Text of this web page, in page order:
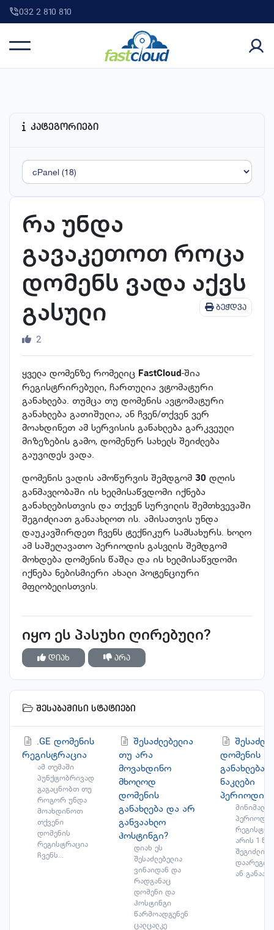
032 2 810 810
კატეგორიები
რა უნდა
გავაკეთოთ როცა
დომენს ვადა აქვს
გასული
ბეჭდვა
2
ყველა დომენზე რომელიც FastCloud-შია
რეგისტრირებული, ჩართულია ვტომატური
განახლება. თუმცა თუ დომენის ავტომატური
განახლება გათიშულია, ან ჩვენ/თქვენ ვერ
მოახდინეთ ამ სერვისის განახლება გარკვეული
მიზეზების გამო, დომენურ სახელს შეიძლება
გაუვიდეს ვადა.
დომენის ვადის ამოწურვის შემდგომ 30 დღის
განმავლობაში ის ხელმისაწვდომი იქნება
განახლებისთვის და თქვენ სურვილის შემთხვევაში
შეგიძლიათ განაახლოთ ის. ამისათვის უნდა
დაუკავშირდეთ ჩვენს ტექნიკურ სამსახურს. ხოლო
ამ საშეღავათო პერიოდის გასვლის შემდგომ
მოხდება დომენის წაშლა და ის ხელმისაწვდომი
იქნება ნებისმიერი ახალი პოტენციური
მფლობელისთვის.
იყო ეს პასუხი ღირებული?
დიახ არა
შესაბამისი სტატიები
.GE დომენის
რეგისტრაცია
ამ თემაში
პუნქტობრივად
გაგაცნობთ თუ
როგორ უნდა
მოახდინოთ
თქვენი
დომენის
რეგისტრაცია
ჩვენს...
შესაძლებელია
თუ არა
მოვახდინო
მხოლოდ
დომენის
განახლება და არ
განვაახლო
ჰოსტინგი?
დიახ ეს
შესაძლებელია
ვინაიდან და
რადგანაც
დომენი და
ჰოსტინგი
წარმოადგენენ
ცალცალკე
დომენის
განახლება
ნაკლები
პერიოდი
არის 1
შეგიძლიათ
ან